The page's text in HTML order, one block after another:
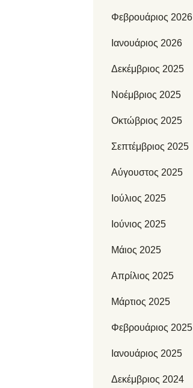
Φεβρουάριος 2026
Ιανουάριος 2026
Δεκέμβριος 2025
Νοέμβριος 2025
Οκτώβριος 2025
Σεπτέμβριος 2025
Αύγουστος 2025
Ιούλιος 2025
Ιούνιος 2025
Μάιος 2025
Απρίλιος 2025
Μάρτιος 2025
Φεβρουάριος 2025
Ιανουάριος 2025
Δεκέμβριος 2024